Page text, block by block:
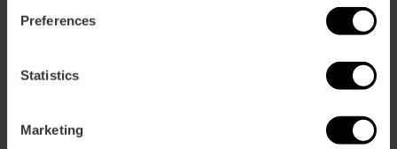
Preferences
Statistics
Marketing
alleen de falleros kennen.